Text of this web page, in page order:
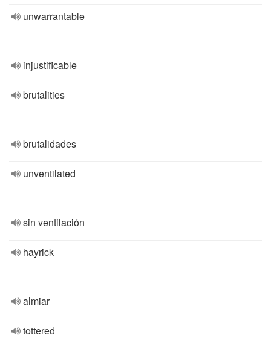
unwarrantable
injustificable
brutalities
brutalidades
unventilated
sin ventilación
hayrick
almiar
tottered